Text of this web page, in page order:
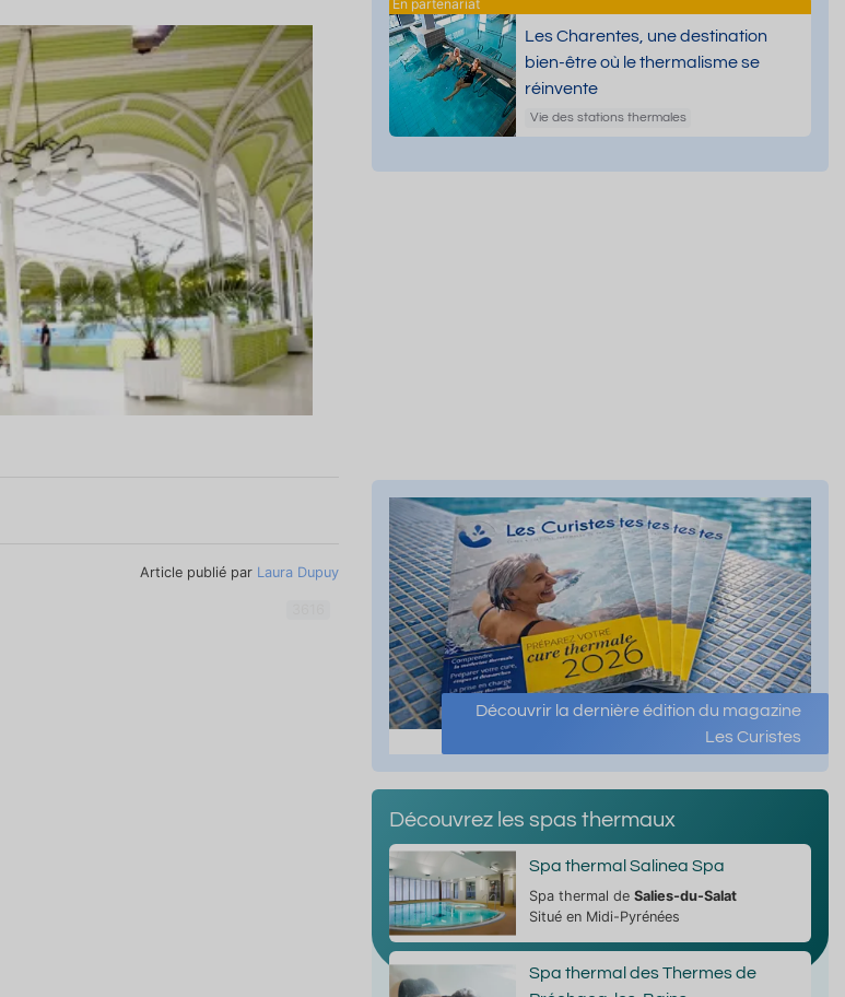
Article publié par Laura Dupuy
Les Charentes, une destination
bien-être où le thermalisme se
réinvente
Vie des stations thermales
Découvrir la dernière édition du magazine
Les Curistes
Découvrez les spas thermaux
Spa thermal Salinea Spa
Spa thermal de Salies-du-Salat
Situé en Midi-Pyrénées
Spa thermal des Thermes de